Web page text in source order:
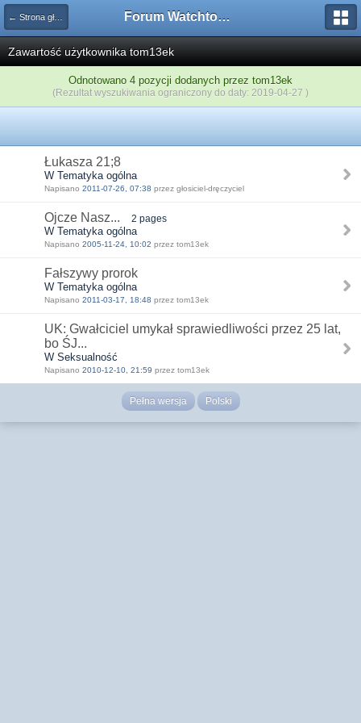
← Strona główna Forum Watchtower
Zawartość użytkownika tom13ek
Odnotowano 4 pozycji dodanych przez tom13ek
(Rezultat wyszukiwania ograniczony do daty: 2019-04-27 )
Łukasza 21;8
W Tematyka ogólna
Napisano 2011-07-26, 07:38 przez głosiciel-dręczyciel
Ojcze Nasz... 2 pages
W Tematyka ogólna
Napisano 2005-11-24, 10:02 przez tom13ek
Fałszywy prorok
W Tematyka ogólna
Napisano 2011-03-17, 18:48 przez tom13ek
UK: Gwałciciel umykał sprawiedliwości przez 25 lat,
bo ŚJ...
W Seksualność
Napisano 2010-12-10, 21:59 przez tom13ek
Pełna wersja Polski